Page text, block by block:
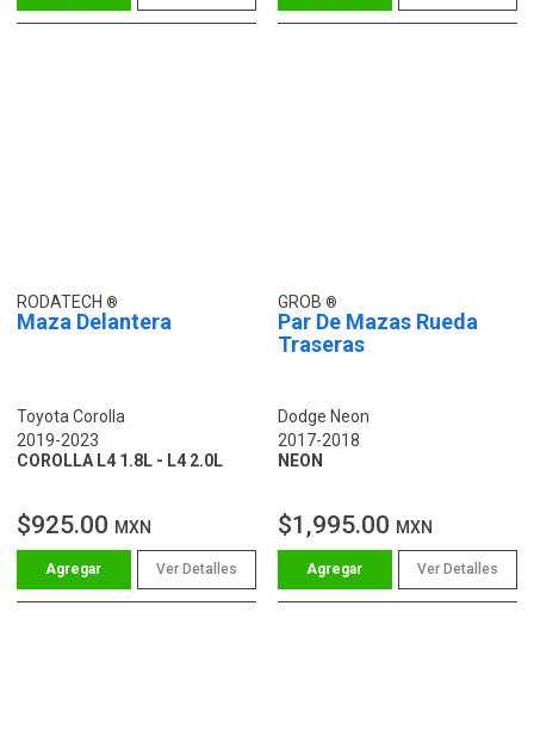
RODATECH
Maza Delantera
Toyota Corolla
2019-2023
COROLLA L4 1.8L - L4 2.0L
$925.00 MXN
Ver Detalles
GROB
Par De Mazas Rueda
Traseras
Dodge Neon
2017-2018
NEON
$1,995.00 MXN
Ver Detalles